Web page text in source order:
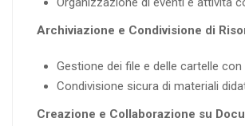
Archiviazione e Condivisione di
Gestione dei file e delle cartelle con
Condivisione sicura di materiali
Creazione e Collaborazione su